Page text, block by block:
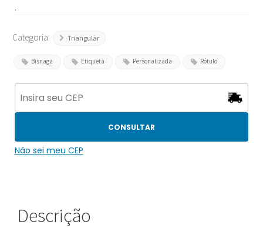
.
Categoria: Triangular
Bisnaga Etiqueta Personalizada Rótulo
CONSULTAR
Não sei meu CEP
Descrição